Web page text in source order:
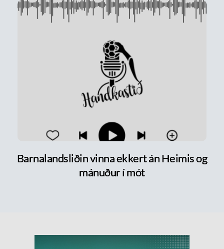
Barnalandsliðin vinna ekkert án Heimis og
mánuður í mót